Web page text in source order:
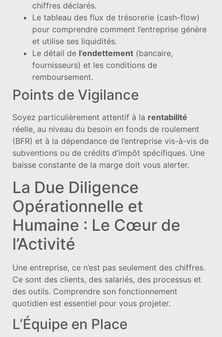
chiffres déclarés.
Le tableau des flux de trésorerie (cash-flow)
pour comprendre comment l’entreprise génère
et utilise ses liquidités.
Le détail de l’endettement (bancaire,
fournisseurs) et les conditions de
remboursement.
Points de Vigilance
Soyez particulièrement attentif à la rentabilité
réelle, au niveau du besoin en fonds de roulement
(BFR) et à la dépendance de l’entreprise vis-à-vis de
subventions ou de crédits d’impôt spécifiques. Une
baisse constante de la marge doit vous alerter.
La Due Diligence
Opérationnelle et
Humaine : Le Cœur de
l’Activité
Une entreprise, ce n’est pas seulement des chiffres.
Ce sont des clients, des salariés, des processus et
des outils. Comprendre son fonctionnement
quotidien est essentiel pour vous projeter.
L’Équipe en Place